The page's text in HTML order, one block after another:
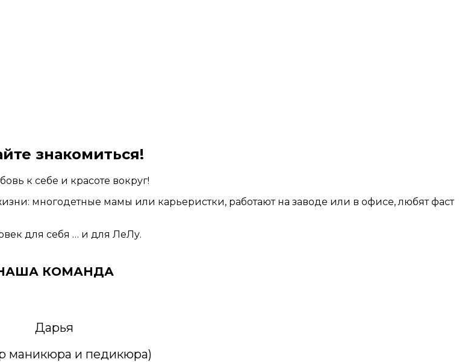
знакомиться!
к себе и красоте вокруг!
многодетные мамы или карьеристки, работают на заводе или в офисе, любят фаст
для себя … и для ЛеЛу.
КОМАНДА
Дарья
маникюра и педикюра)